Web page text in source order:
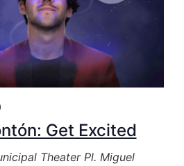
Get Excited
Theater Pl. Miguel